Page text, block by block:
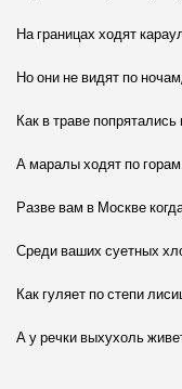
На границах ходят
Но они не видят по ночам,
Как в траве
А маралы ходят по горам.
Разве вам в Москве
Среди ваших суетных
Как гуляет по степи
А у речки выхухоль